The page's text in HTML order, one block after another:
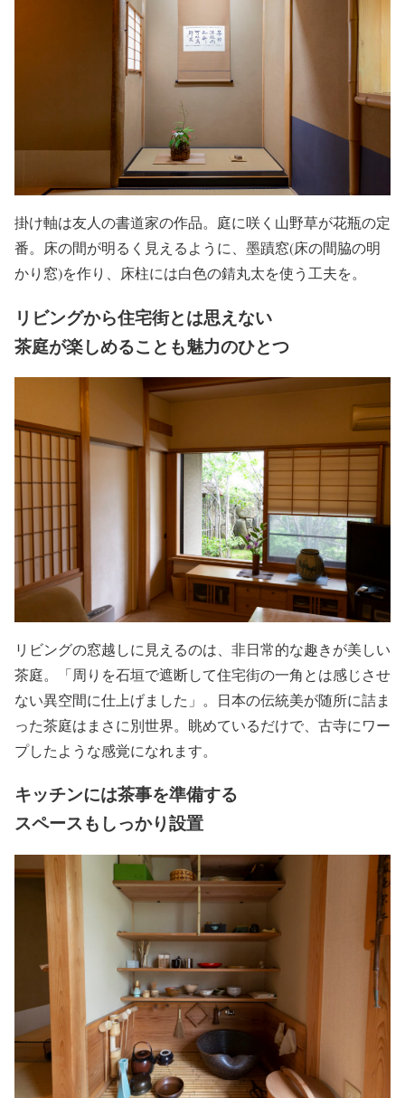
掛け軸は友人の書道家の作品。庭に咲く山野草が花瓶の定
番。床の間が明るく見えるように、墨蹟窓(床の間脇の明
かり窓)を作り、床柱には白色の錆丸太を使う工夫を。
リビングから住宅街とは思えない
茶庭が楽しめることも魅力のひとつ
リビングの窓越しに見えるのは、非日常的な趣きが美しい
茶庭。「周りを石垣で遮断して住宅街の一角とは感じさせ
ない異空間に仕上げました」。日本の伝統美が随所に詰ま
った茶庭はまさに別世界。眺めているだけで、古寺にワー
プしたような感覚になれます。
キッチンには茶事を準備する
スペースもしっかり設置